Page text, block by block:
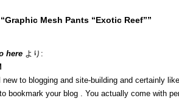
Mesh Pants “Exotic Reef””
here より:
to blogging and site-building and certainly
bookmark your blog . You actually come with